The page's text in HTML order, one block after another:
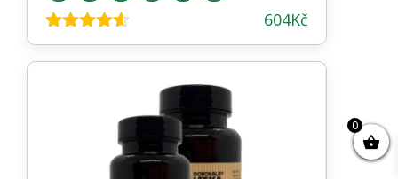
Hodnocení
4.54z 5
604Kč
0